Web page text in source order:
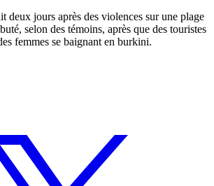
deux jours après des violences sur une plage
selon des témoins, après que des touristes
femmes se baignant en burkini.